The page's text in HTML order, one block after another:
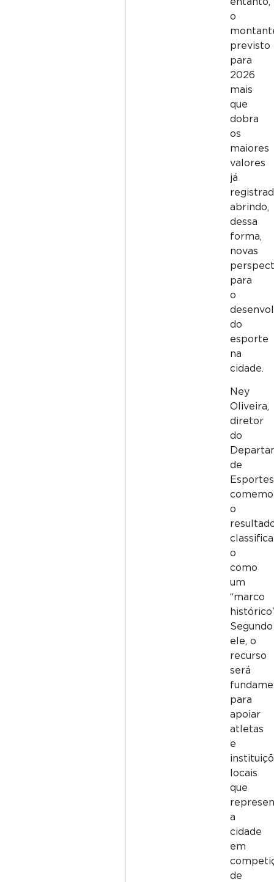
o
previsto
para
2026
mais
que
dobra
os
maiores
valores
já
abrindo,
dessa
forma,
novas
para
o
do
esporte
na
cidade.
Ney
Oliveira,
diretor
do
de
o
o
como
um
“marco
Segundo
ele, o
recurso
será
para
apoiar
atletas
e
locais
que
a
cidade
em
de